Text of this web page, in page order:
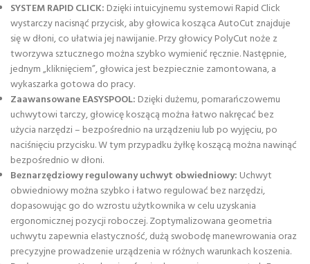
SYSTEM RAPID CLICK: Dzięki intuicyjnemu systemowi Rapid Click
wystarczy nacisnąć przycisk, aby głowica kosząca AutoCut znajduje
się w dłoni, co ułatwia jej nawijanie. Przy głowicy PolyCut noże z
tworzywa sztucznego można szybko wymienić ręcznie. Następnie,
jednym „kliknięciem”, głowica jest bezpiecznie zamontowana, a
wykaszarka gotowa do pracy.
Zaawansowane EASYSPOOL: Dzięki dużemu, pomarańczowemu
uchwytowi tarczy, głowicę koszącą można łatwo nakręcać bez
użycia narzędzi – bezpośrednio na urządzeniu lub po wyjęciu, po
naciśnięciu przycisku. W tym przypadku żyłkę koszącą można nawinąć
bezpośrednio w dłoni.
Beznarzędziowy regulowany uchwyt obwiedniowy: Uchwyt
obwiedniowy można szybko i łatwo regulować bez narzędzi,
dopasowując go do wzrostu użytkownika w celu uzyskania
ergonomicznej pozycji roboczej. Zoptymalizowana geometria
uchwytu zapewnia elastyczność, dużą swobodę manewrowania oraz
precyzyjne prowadzenie urządzenia w różnych warunkach koszenia.